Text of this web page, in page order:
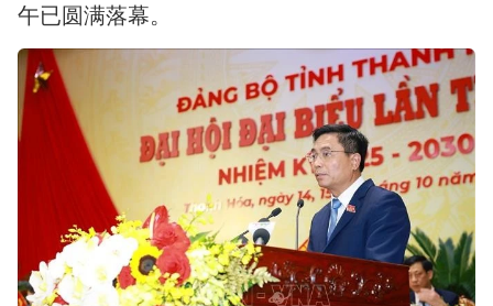
午已圆满落幕。